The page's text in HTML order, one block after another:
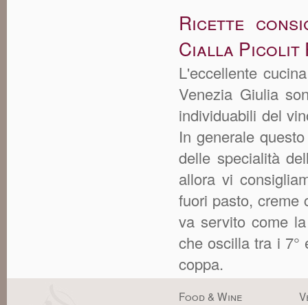
Ricette
Cialla Picolit
L'eccellente
Venezia Giulia
individuabili del
In generale
delle specialità
allora vi
fuori pasto, creme
va servito come
che oscilla tra i 7°
coppa.
Food & Wine